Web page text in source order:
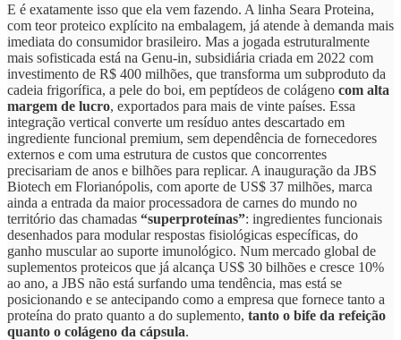
E é exatamente isso que ela vem fazendo. A linha Seara Proteina,
com teor proteico explícito na embalagem, já atende à demanda mais
imediata do consumidor brasileiro. Mas a jogada estruturalmente
mais sofisticada está na Genu-in, subsidiária criada em 2022 com
investimento de R$ 400 milhões, que transforma um subproduto da
cadeia frigorífica, a pele do boi, em peptídeos de colágeno com alta
margem de lucro, exportados para mais de vinte países. Essa
integração vertical converte um resíduo antes descartado em
ingrediente funcional premium, sem dependência de fornecedores
externos e com uma estrutura de custos que concorrentes
precisariam de anos e bilhões para replicar. A inauguração da JBS
Biotech em Florianópolis, com aporte de US$ 37 milhões, marca
ainda a entrada da maior processadora de carnes do mundo no
território das chamadas “superproteínas”: ingredientes funcionais
desenhados para modular respostas fisiológicas específicas, do
ganho muscular ao suporte imunológico. Num mercado global de
suplementos proteicos que já alcança US$ 30 bilhões e cresce 10%
ao ano, a JBS não está surfando uma tendência, mas está se
posicionando e se antecipando como a empresa que fornece tanto a
proteína do prato quanto a do suplemento, tanto o bife da refeição
quanto o colágeno da cápsula.